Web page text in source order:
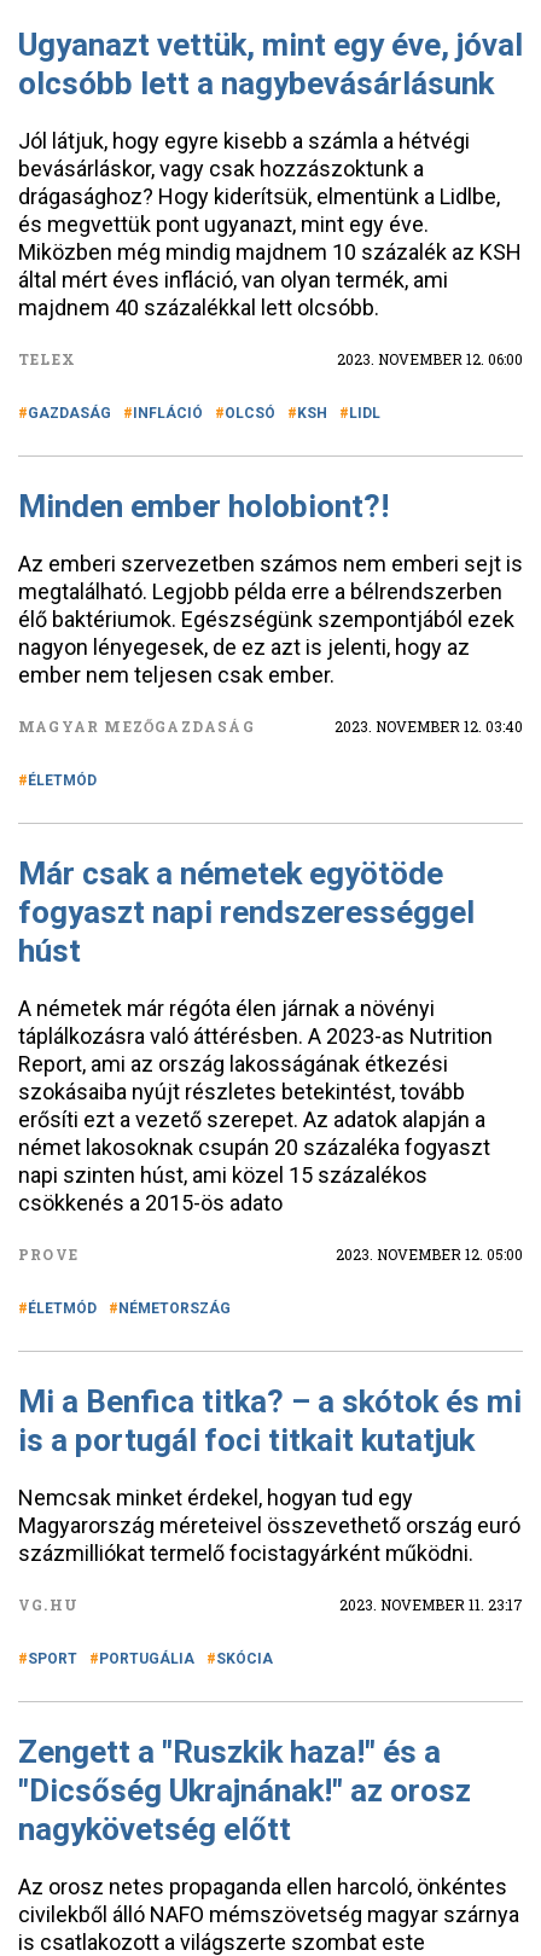
Ugyanazt vettük, mint egy éve, jóval
olcsóbb lett a nagybevásárlásunk
Jól látjuk, hogy egyre kisebb a számla a hétvégi
bevásárláskor, vagy csak hozzászoktunk a
drágasághoz? Hogy kiderítsük, elmentünk a Lidlbe,
és megvettük pont ugyanazt, mint egy éve.
Miközben még mindig majdnem 10 százalék az KSH
által mért éves infláció, van olyan termék, ami
majdnem 40 százalékkal lett olcsóbb.
TELEX 2023. NOVEMBER 12. 06:00
GAZDASÁG INFLÁCIÓ OLCSÓ KSH LIDL
Minden ember holobiont?!
Az emberi szervezetben számos nem emberi sejt is
megtalálható. Legjobb példa erre a bélrendszerben
élő baktériumok. Egészségünk szempontjából ezek
nagyon lényegesek, de ez azt is jelenti, hogy az
ember nem teljesen csak ember.
MAGYAR MEZŐGAZDASÁG 2023. NOVEMBER 12. 03:40
ÉLETMÓD
Már csak a németek egyötöde
fogyaszt napi rendszerességgel
húst
A németek már régóta élen járnak a növényi
táplálkozásra való áttérésben. A 2023-as Nutrition
Report, ami az ország lakosságának étkezési
szokásaiba nyújt részletes betekintést, tovább
erősíti ezt a vezető szerepet. Az adatok alapján a
német lakosoknak csupán 20 százaléka fogyaszt
napi szinten húst, ami közel 15 százalékos
csökkenés a 2015-ös adato
PROVE 2023. NOVEMBER 12. 05:00
ÉLETMÓD NÉMETORSZÁG
Mi a Benfica titka? – a skótok és mi
is a portugál foci titkait kutatjuk
Nemcsak minket érdekel, hogyan tud egy
Magyarország méreteivel összevethető ország euró
százmilliókat termelő focistagyárként működni.
VG.HU 2023. NOVEMBER 11. 23:17
SPORT PORTUGÁLIA SKÓCIA
Zengett a "Ruszkik haza!" és a
"Dicsőség Ukrajnának!" az orosz
nagykövetség előtt
Az orosz netes propaganda ellen harcoló, önkéntes
civilekből álló NAFO mémszövetség magyar szárnya
is csatlakozott a világszerte szombat este